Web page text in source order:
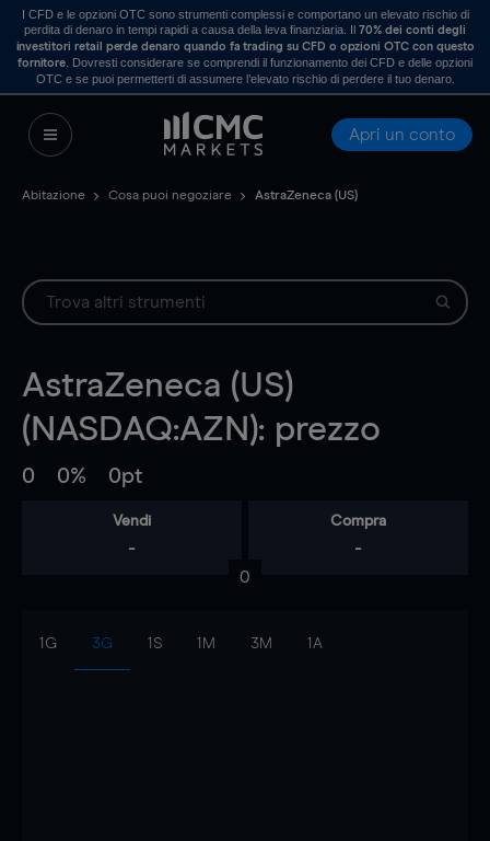
I CFD e le opzioni OTC sono strumenti complessi e comportano un elevato rischio di
perdita di denaro in tempi rapidi a causa della leva finanziaria. Il70% dei conti degli
investitori retail perde denaro quando fa trading su CFD o opzioni OTC con questo
fornitore . Dovresti considerare se comprendi il funzionamento dei CFD e delle opzioni
OTC e se puoi permetterti di assumere l’elevato rischio di perdere il tuo denaro.
Apri un conto
Abitazione Cosa puoi negoziare AstraZeneca (US)
AstraZeneca (US)
(NASDAQ:AZN): prezzo
0 0% 0pt
Vendi
-
Compra
-
0
1G 3G 1S 1M 3M 1A